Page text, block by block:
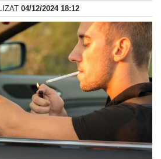
04/12/2024 18:12